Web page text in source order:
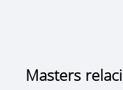
Masters